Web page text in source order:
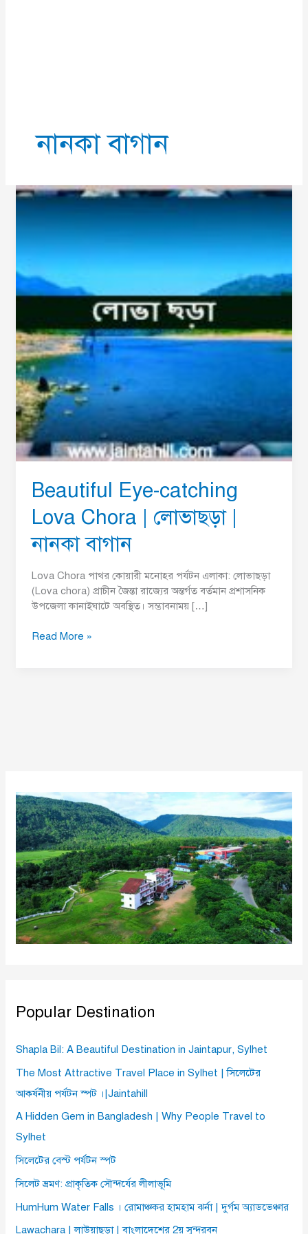
নানকা বাগান
Beautiful Eye-catching
Lova Chora | লোভাছড়া |
নানকা বাগান
Lova Chora পাথর কোয়ারী মনোহর পর্যটন এলাকা: লােভাছড়া
(Lova chora) প্রাচীন জৈন্তা রাজ্যের অন্তর্গত বর্তমান প্রশাসনিক
উপজেলা কানাইঘাটে অবস্থিত। সম্ভাবনাময় […]
Beautiful
Eye-
লোভাছড়া
|
বাগান
Read More »
Popular Destination
Shapla Bil: A Beautiful Destination in Jaintapur, Sylhet
The Most Attractive Travel Place in Sylhet | সিলেটের
আকর্ষনীয় পর্যটন স্পট ।|Jaintahill
A Hidden Gem in Bangladesh | Why People Travel to
Sylhet
সিলেটের বেস্ট পর্যটন স্পট
সিলেট ভ্রমণ: প্রাকৃতিক সৌন্দর্যের লীলাভূমি
HumHum Water Falls । রোমাঞ্চকর হামহাম ঝর্না | দুর্গম অ্যাডভেঞ্চার
Lawachara | লাউয়াছড়া | বাংলাদেশের 2য় সুন্দরবন